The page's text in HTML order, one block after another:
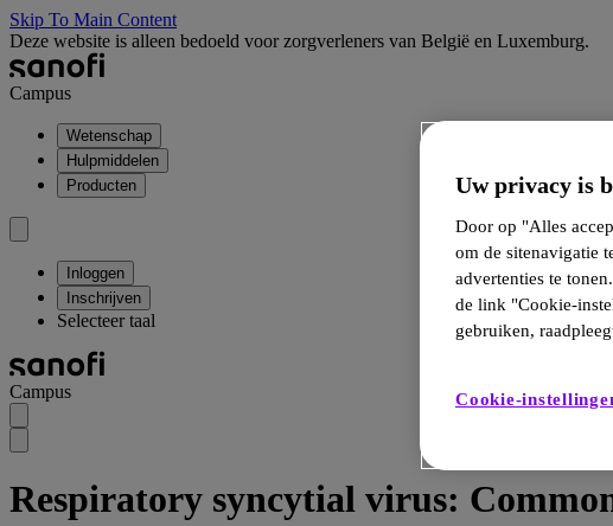
Skip To Main Content
Deze website is alleen bedoeld voor zorgverleners van België en Luxemburg.
Campus
Wetenschap
Hulpmiddelen
Producten
Inloggen
Inschrijven
Selecteer taal
Campus
Respiratory syncytial virus:
Uw privacy is
Door op "Alles
om de sitenavigatie
advertenties te
de link "Cookie-
gebruiken,
Cookie-